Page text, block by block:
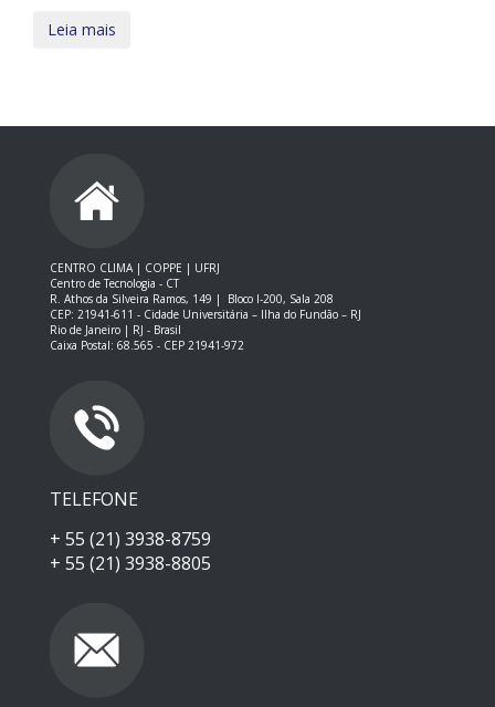
Leia mais
CENTRO CLIMA | COPPE | UFRJ
Centro de Tecnologia - CT
R. Athos da Silveira Ramos, 149 |
Bloco I-200, Sala 208
CEP: 21941-611 - Cidade Universitária – Ilha do Fundão – RJ
Rio de Janeiro | RJ - Brasil
Caixa Postal: 68.565 - CEP 21941-972
TELEFONE
+ 55 (21) 3938-8759
+ 55 (21) 3938-8805